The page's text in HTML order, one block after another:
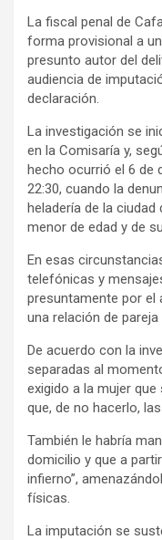
La fiscal penal de
forma provisional a
presunto autor del
audiencia de
declaración.
La investigación se
en la Comisaría y,
hecho ocurrió el 6 de
22:30, cuando la
heladería de la
menor de edad y de
En esas
telefónicas y
presuntamente por el
una relación de
De acuerdo con la
separadas al
exigido a la mujer
que, de no hacerlo,
También le habría
domicilio y que a
infierno”,
físicas.
La imputación se